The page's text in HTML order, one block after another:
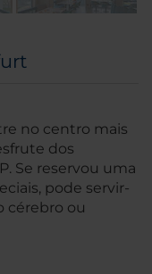
no centro mais
dos
Se reservou uma
pode servir-
cérebro ou